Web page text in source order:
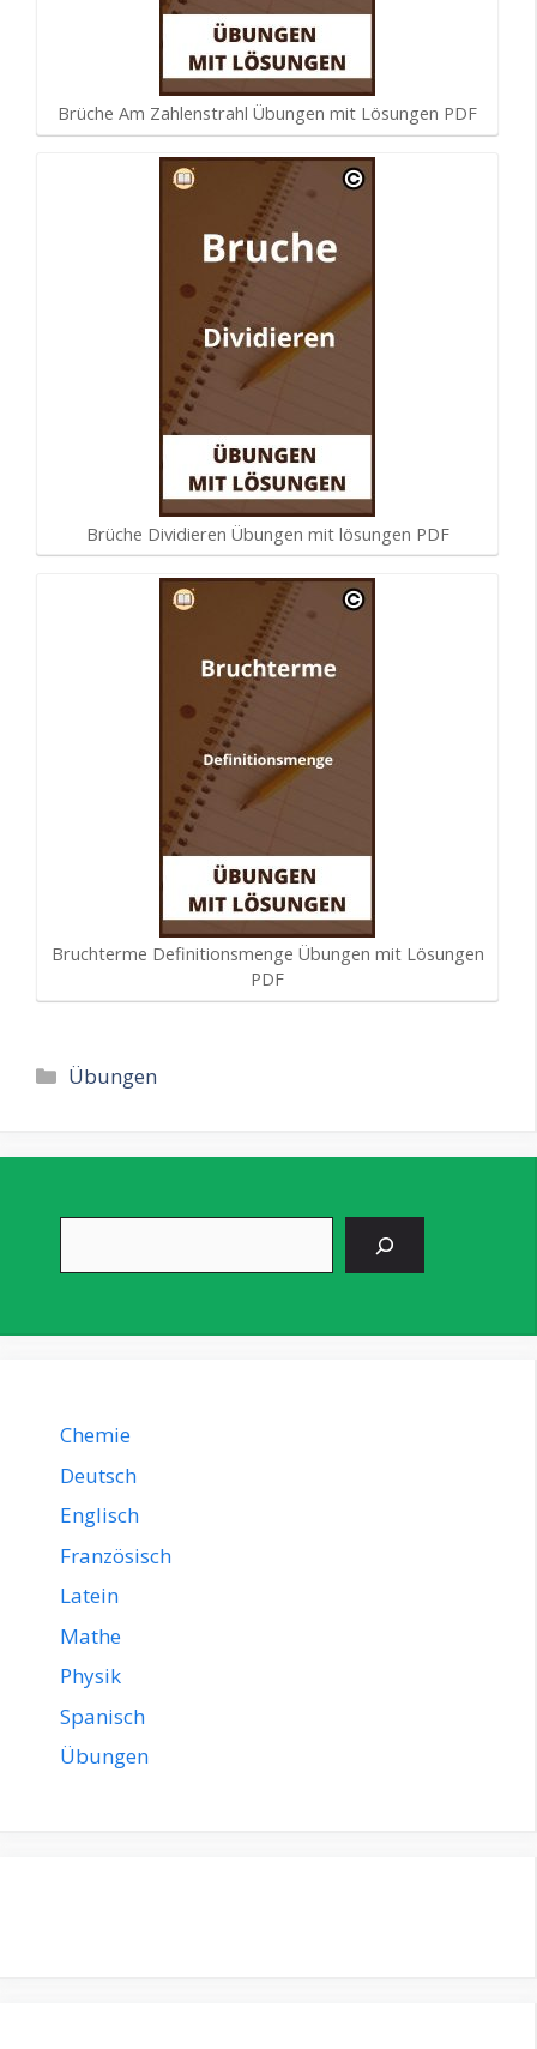
Brüche Am Zahlenstrahl Übungen mit Lösungen PDF
Brüche Dividieren Übungen mit lösungen PDF
Bruchterme Definitionsmenge Übungen mit Lösungen
PDF
Kategorien
Übungen
Chemie
Deutsch
Englisch
Französisch
Latein
Mathe
Physik
Spanisch
Übungen